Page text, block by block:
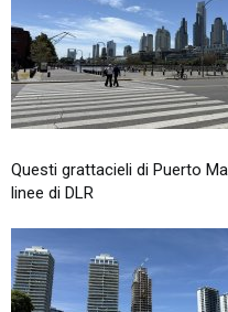
Questi grattacieli di Puerto
linee di DLR